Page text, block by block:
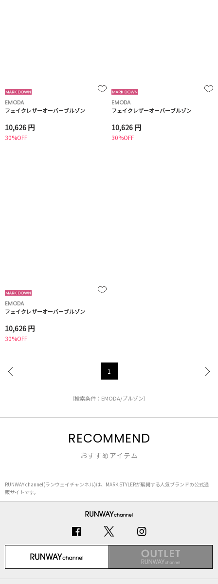
EMODA
フェイクレザーオーバーブルゾン
10,626 円
30%OFF
EMODA
フェイクレザーオーバーブルゾン
10,626 円
30%OFF
EMODA
フェイクレザーオーバーブルゾン
10,626 円
30%OFF
1
（検索条件：EMODA/ブルゾン）
RECOMMEND
おすすめアイテム
RUNWAY channel(ランウェイチャンネル)は、MARK STYLERが展開する人気ブランドの公式通
販サイトです。